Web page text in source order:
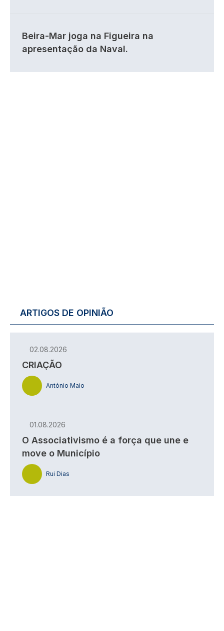
Beira-Mar joga na Figueira na
apresentação da Naval.
ARTIGOS DE OPINIÃO
02.08.2026
CRIAÇÃO
António Maio
01.08.2026
O Associativismo é a força que une e
move o Município
Rui Dias